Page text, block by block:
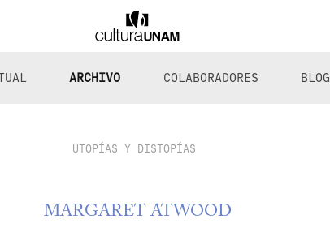
ARCHIVO COLABORADORES BLOG
UTOPÍAS Y DISTOPÍAS
MARGARET ATWOOD